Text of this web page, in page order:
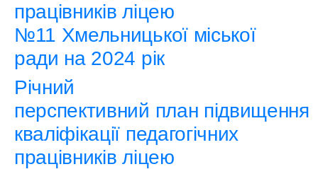
працівників ліцею
№11 Хмельницької міської
ради на 2024 рік
Річний
перспективний план підвищення
кваліфікації педагогічних
працівників ліцею